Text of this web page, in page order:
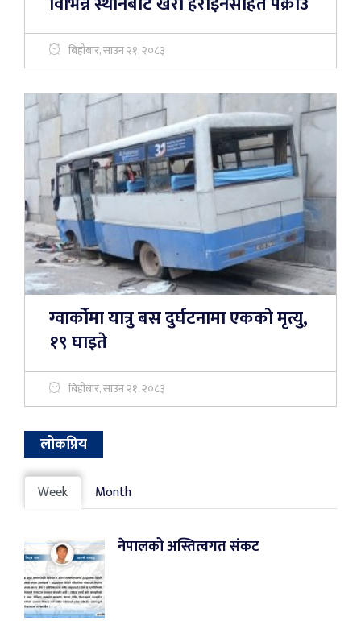
बिहीबार, साउन २१, २०८३
ग्वार्कोमा यात्रु बस दुर्घटनामा एकको मृत्यु,
१९ घाइते
बिहीबार, साउन २१, २०८३
लोकप्रिय
Week Month
नेपालको अस्तित्वगत संकट